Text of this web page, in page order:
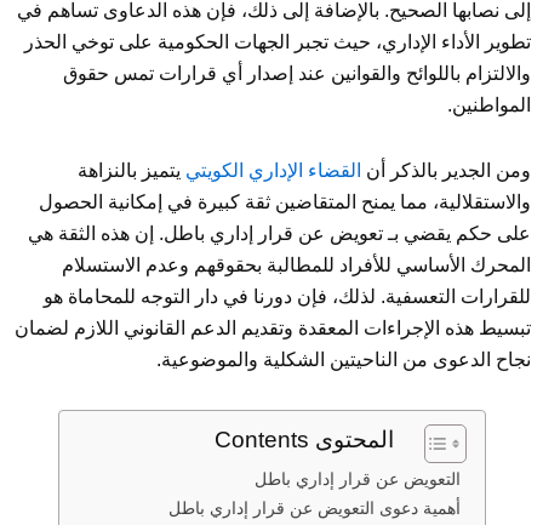
إلى نصابها الصحيح. بالإضافة إلى ذلك، فإن هذه الدعاوى تساهم في
تطوير الأداء الإداري، حيث تجبر الجهات الحكومية على توخي الحذر
والالتزام باللوائح والقوانين عند إصدار أي قرارات تمس حقوق
المواطنين.
ومن الجدير بالذكر أن القضاء الإداري الكويتي يتميز بالنزاهة
والاستقلالية، مما يمنح المتقاضين ثقة كبيرة في إمكانية الحصول
على حكم يقضي بـ تعويض عن قرار إداري باطل. إن هذه الثقة هي
المحرك الأساسي للأفراد للمطالبة بحقوقهم وعدم الاستسلام
للقرارات التعسفية. لذلك، فإن دورنا في دار التوجه للمحاماة هو
تبسيط هذه الإجراءات المعقدة وتقديم الدعم القانوني اللازم لضمان
نجاح الدعوى من الناحيتين الشكلية والموضوعية.
المحتوى Contents
التعويض عن قرار إداري باطل
أهمية دعوى التعويض عن قرار إداري باطل